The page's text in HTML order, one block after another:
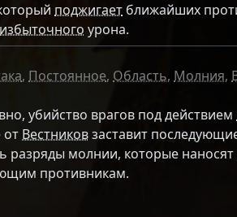
поджигает ближайших
избыточного урона.
, Постоянное, Область, Молния,
убийство врагов под действием
от Вестниковзаставит
разряды молнии, которые наносят
противникам.